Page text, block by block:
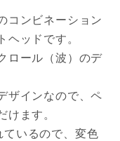
コンビネーション
ッドです。
ロール（波）のデ
ザインなので、ペ
ます。
いるので、変色